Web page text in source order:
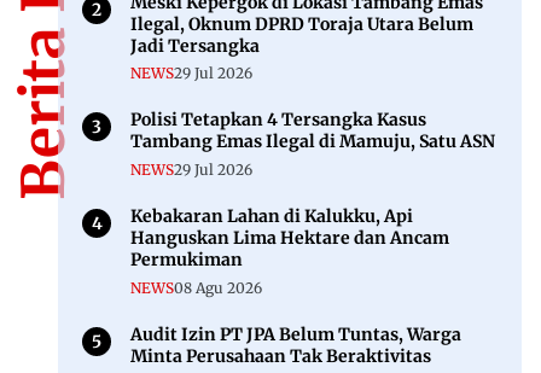
Ilegal, Oknum DPRD Toraja Utara Belum
Jadi Tersangka
NEWS29 Jul 2026
Polisi Tetapkan 4 Tersangka Kasus
Tambang Emas Ilegal di Mamuju, Satu ASN
NEWS29 Jul 2026
Kebakaran Lahan di Kalukku, Api
Hanguskan Lima Hektare dan Ancam
Permukiman
NEWS08 Agu 2026
Audit Izin PT JPA Belum Tuntas, Warga
Minta Perusahaan Tak Beraktivitas